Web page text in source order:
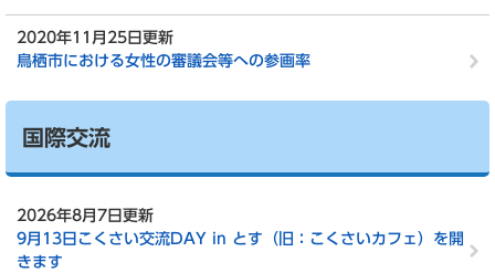
2020年11月25日更新
鳥栖市における女性の審議会等への参画率
国際交流
2026年8月7日更新
9月13日こくさい交流DAY in とす（旧：こくさいカフェ）を開
きます